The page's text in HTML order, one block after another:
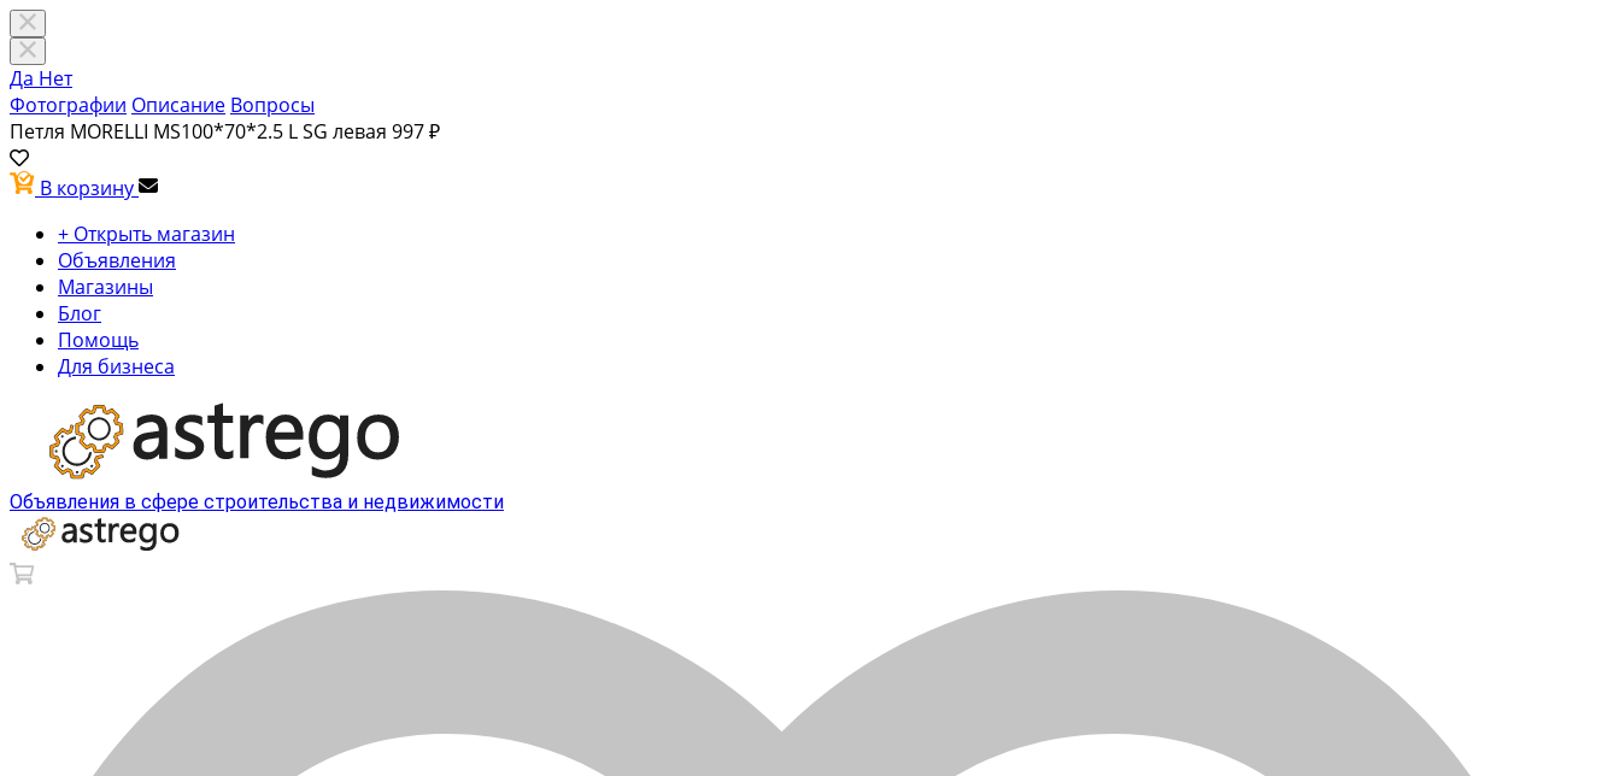
Да Нет
Фотографии Описание Вопросы
Петля MORELLI MS100*70*2.5 L SG левая 997 ₽
В корзину
+ Открыть магазин
Объявления
Магазины
Блог
Помощь
Для бизнеса
Объявления в сфере строительства и недвижимости